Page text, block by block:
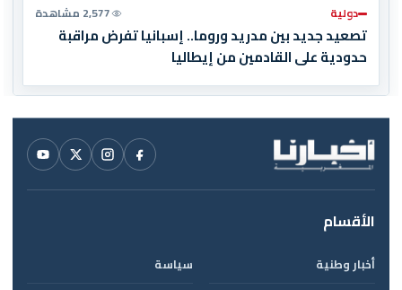
دولية 2,577 مشاهدة
تصعيد جديد بين مدريد وروما.. إسبانيا تفرض مراقبة
حدودية على القادمين من إيطاليا
الأقسام
أخبار وطنية
سياسة